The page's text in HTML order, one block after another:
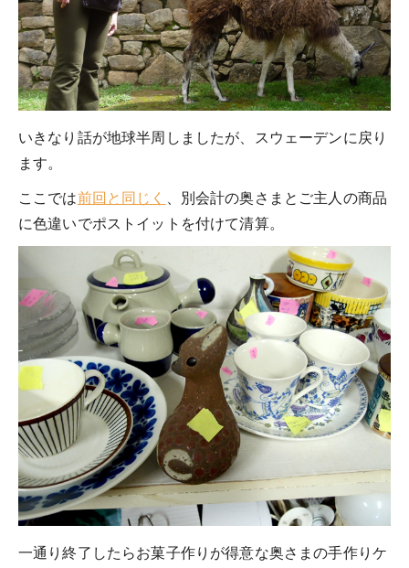
いきなり話が地球半周しましたが、スウェーデンに戻り
ます。
ここでは前回と同じく
、別会計の奥さまとご主人の商品
に色違いでポストイットを付けて清算。
一通り終了したらお菓子作りが得意な奥さまの手作りケ